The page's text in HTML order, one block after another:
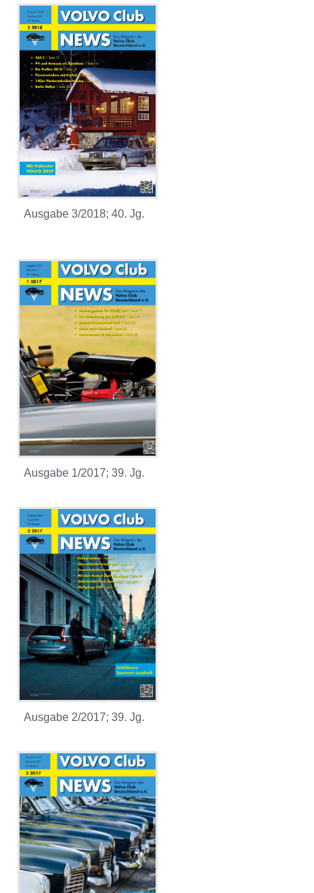
Ausgabe 3/2018; 40. Jg.
Ausgabe 1/2017; 39. Jg.
Ausgabe 2/2017; 39. Jg.